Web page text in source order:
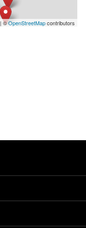
| ©OpenStreetMapcontributors